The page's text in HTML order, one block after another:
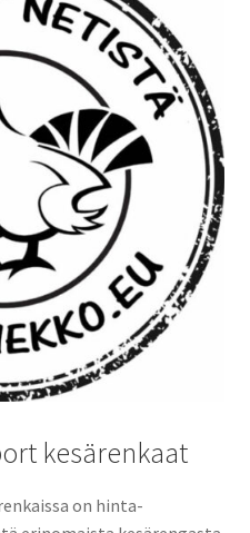
kesärenkaat
on hinta-